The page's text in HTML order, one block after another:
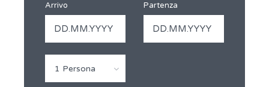
Arrivo Partenza
1 Persona